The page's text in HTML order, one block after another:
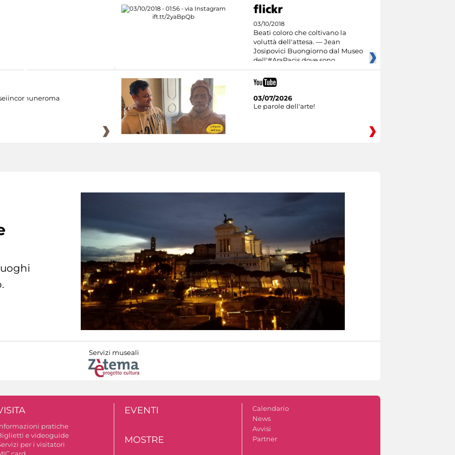
03/10/2018
Beati coloro che coltivano la
voluttà dell'attesa. — Jean
Josipovici Buongiorno dal Museo
dell'#AraPacis dove sono
03/07/2026
Le parole dell'arte!
Servizi museali
pratiche
e videoguide
per i visitatori
EVENTI
MOSTRE
Calendario
News
Avvisi
Partner